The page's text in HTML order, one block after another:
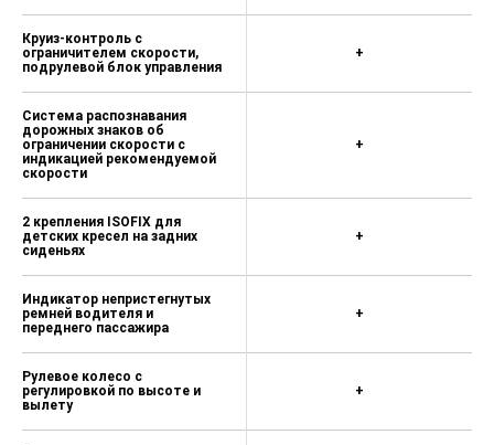
Круиз-контроль с
ограничителем скорости,
подрулевой блок управления
Система распознавания
дорожных знаков об
ограничении скорости c
индикацией рекомендуемой
скорости
2 крепления ISOFIX для
детских кресел на задних
сиденьях
Индикатор непристегнутых
ремней водителя и
переднего пассажира
Рулевое колесо с
регулировкой по высоте и
вылету
+
+
+
+
+